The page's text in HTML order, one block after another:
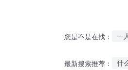
您是不是在找： 一
最新搜索推荐： 什